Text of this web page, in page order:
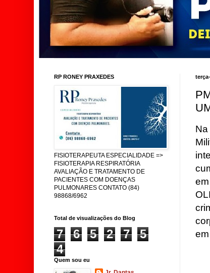
RP RONEY PRAXEDES
FISIOTERAPEUTA ESPECIALIDADE =>
FISIOTERAPIA RESPIRATÓRIA
AVALIAÇÃO E TRATAMENTO DE
PACIENTES COM DOENÇAS
PULMONARES CONTATO (84)
98868/6962
Total de visualizações do Blog
7 6 5 2 7
5
4
Quem sou eu